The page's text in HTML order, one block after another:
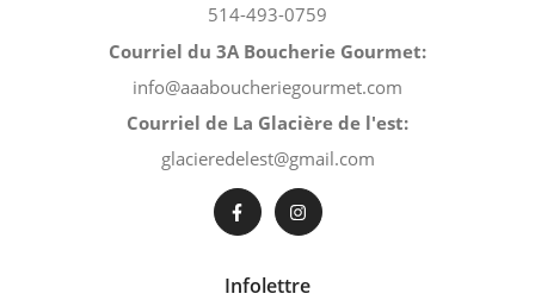
514-493-0759
Courriel du 3A Boucherie Gourmet:
info@aaaboucheriegourmet.com
Courriel de La Glacière de l'est:
glacieredelest@gmail.com
Infolettre